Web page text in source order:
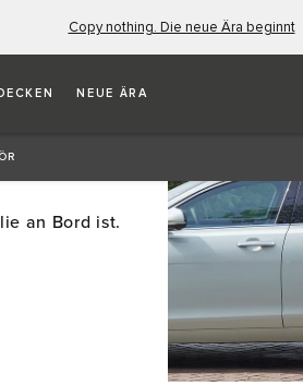
Copy nothing. Die neue Ära beginnt
NEUE ÄRA
an Bord ist.